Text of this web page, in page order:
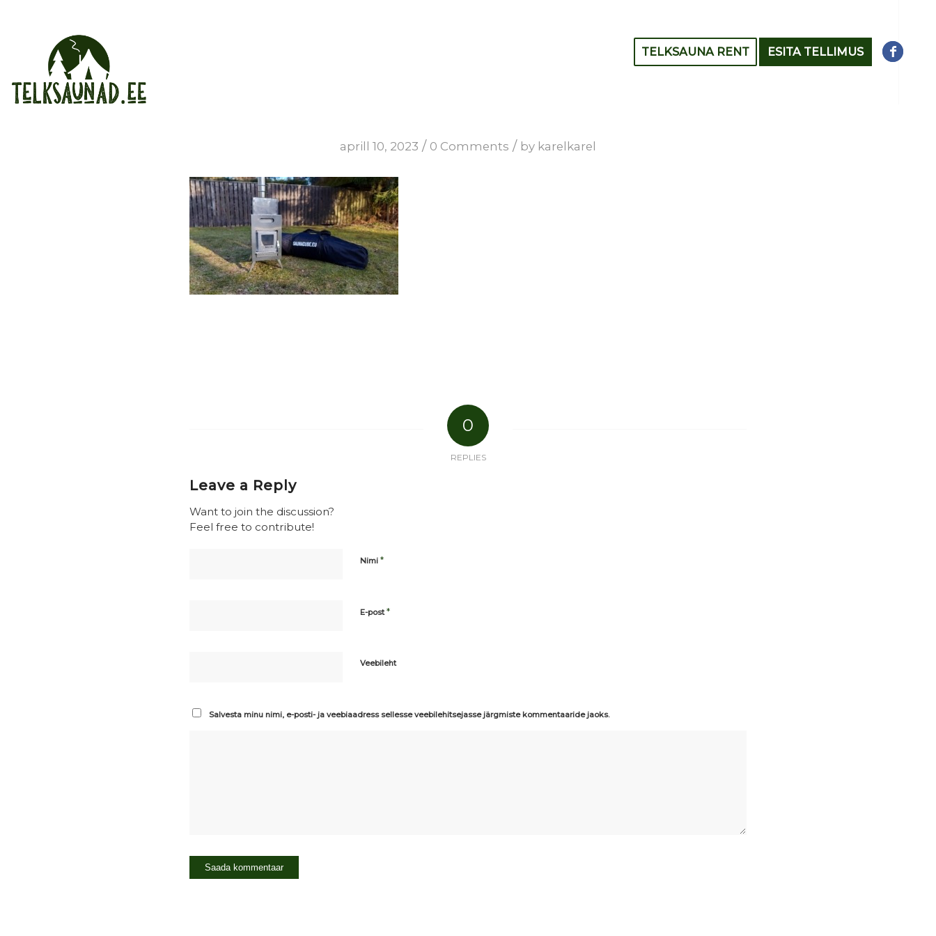
TELKSAUNA RENT ESITA TELLIMUS
aprill 10, 2023 / 0 Comments / by karelkarel
0
REPLIES
Leave a Reply
Want to join the discussion?
Feel free to contribute!
Nimi *
E-post*
Veebileht
Salvesta minu nimi, e-posti- ja veebiaadress sellesse veebilehitsejasse järgmiste kommentaaride jaoks.